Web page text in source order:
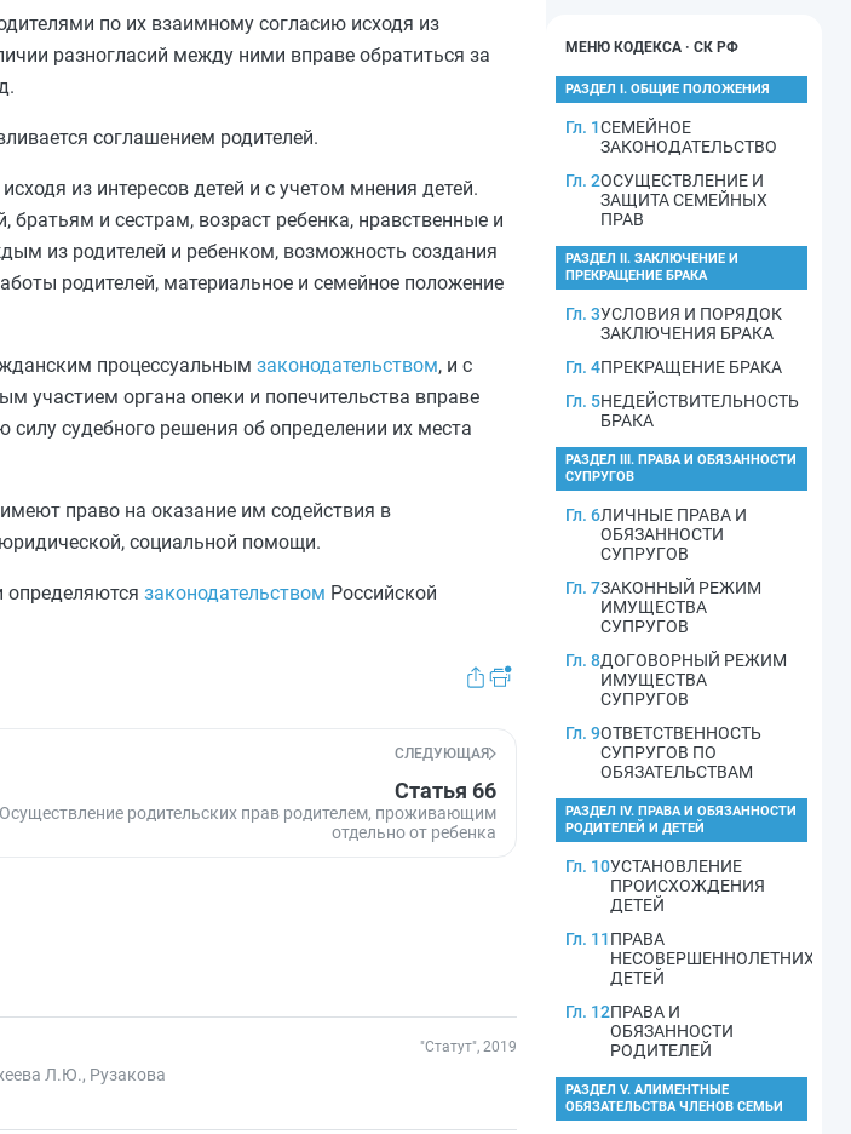
по их взаимному согласию исходя из
разногласий между ними вправе обратиться за
соглашением родителей.
из интересов детей и с учетом мнения детей.
и сестрам, возраст ребенка, нравственные и
из родителей и ребенком, возможность создания
родителей, материальное и семейное положение
процессуальным законодательством, и с
участием органа опеки и попечительства вправе
судебного решения об определении их места
право на оказание им содействия в
социальной помощи.
определяются законодательством Российской
СЛЕДУЮЩАЯ
Статья 66
Осуществление родительских прав родителем, проживающим
отдельно от ребенка
Л.Ю., Рузакова
"Статут", 2019
МЕНЮ КОДЕКСА · СК РФ
РАЗДЕЛ I. ОБЩИЕ ПОЛОЖЕНИЯ
Гл. 1СЕМЕЙНОЕ
ЗАКОНОДАТЕЛЬСТВО
Гл. 2ОСУЩЕСТВЛЕНИЕ И
ЗАЩИТА СЕМЕЙНЫХ
ПРАВ
РАЗДЕЛ II. ЗАКЛЮЧЕНИЕ И
ПРЕКРАЩЕНИЕ БРАКА
Гл. 3УСЛОВИЯ И ПОРЯДОК
ЗАКЛЮЧЕНИЯ БРАКА
Гл. 4ПРЕКРАЩЕНИЕ БРАКА
Гл. 5НЕДЕЙСТВИТЕЛЬНОСТЬ
БРАКА
РАЗДЕЛ III. ПРАВА И ОБЯЗАННОСТИ
СУПРУГОВ
Гл. 6ЛИЧНЫЕ ПРАВА И
ОБЯЗАННОСТИ
СУПРУГОВ
Гл. 7ЗАКОННЫЙ РЕЖИМ
ИМУЩЕСТВА
СУПРУГОВ
Гл. 8ДОГОВОРНЫЙ РЕЖИМ
ИМУЩЕСТВА
СУПРУГОВ
Гл. 9ОТВЕТСТВЕННОСТЬ
СУПРУГОВ ПО
ОБЯЗАТЕЛЬСТВАМ
РАЗДЕЛ IV. ПРАВА И ОБЯЗАННОСТИ
РОДИТЕЛЕЙ И ДЕТЕЙ
Гл. 10УСТАНОВЛЕНИЕ
ПРОИСХОЖДЕНИЯ
ДЕТЕЙ
Гл. 11ПРАВА
НЕСОВЕРШЕННОЛЕТНИХ
ДЕТЕЙ
Гл. 12ПРАВА И
ОБЯЗАННОСТИ
РОДИТЕЛЕЙ
РАЗДЕЛ V. АЛИМЕНТНЫЕ
ОБЯЗАТЕЛЬСТВА ЧЛЕНОВ СЕМЬИ